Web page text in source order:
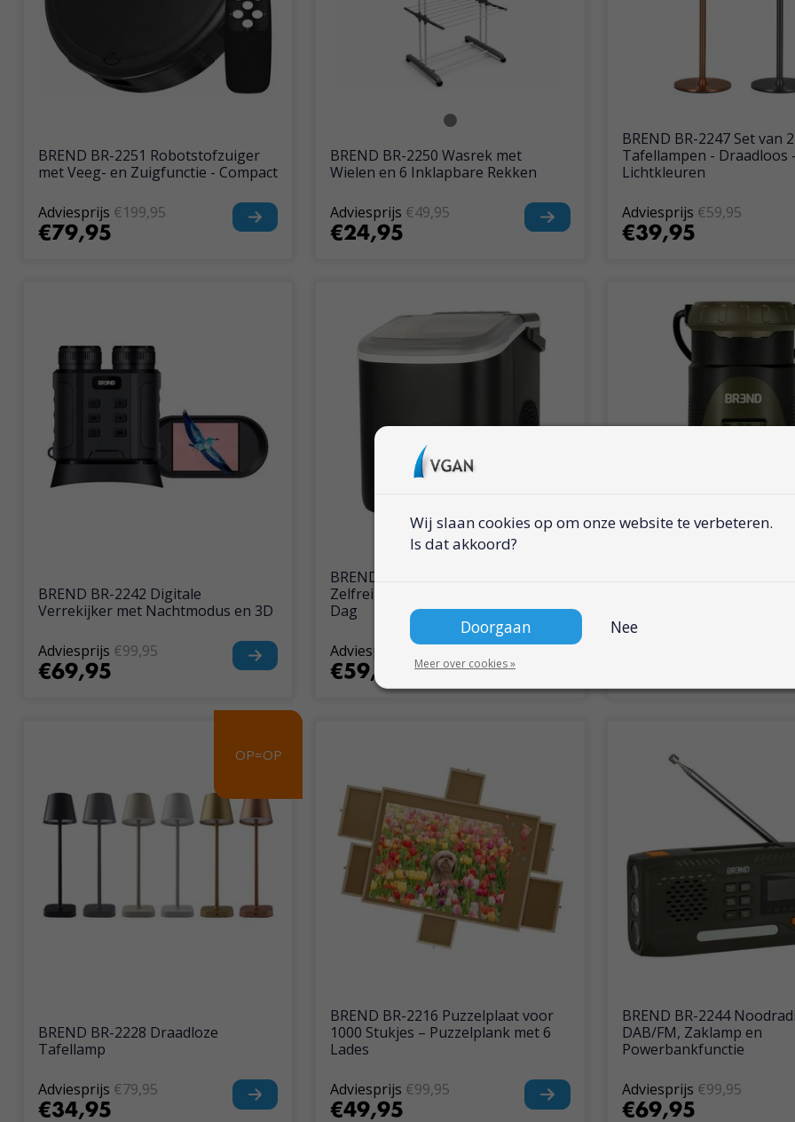
BREND BR-2251 Robotstofzuiger
met Veeg- en Zuigfunctie - Compact
Adviesprijs €199,95
€79,95
BREND BR-2250 Wasrek met
Wielen en 6 Inklapbare Rekken
Adviesprijs €49,95
€24,95
BREND BR-2247 Set van 2
Tafellampen - Draadloos
Lichtkleuren
Adviesprijs €59,95
€39,95
BREND BR-2242 Digitale
Verrekijker met Nachtmodus en 3D
Adviesprijs €99,95
€69,95
BREND IJsblokjesmachine met
Zelfreinigingsfunctie - 12 kg per
Dag
Adviesprijs
€139,95
€59,95
BREND BR-2245
Lantaarn Design en
BREND BR-2228 Draadloze
Tafellamp
Adviesprijs €79,95
€34,95
OP=OP
OP=OP
BREND BR-2216 Puzzelplaat voor
1000 Stukjes – Puzzelplank met 6
Lades
Adviesprijs €99,95
€49,95
BREND BR-2244
DAB/FM, Zaklamp en
Powerbankfunctie
Adviesprijs €99,95
€69,95
Wij slaan cookies op om onze website te verbeteren.
Is dat akkoord?
Doorgaan Nee
Meer over cookies »